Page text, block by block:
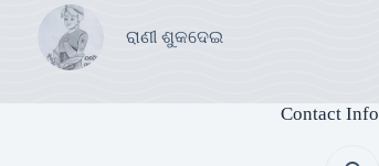
ରାଣୀ ଶୁକଦେଇ
Contact Info